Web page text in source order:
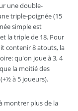
une double-
triple-poignée (15
simple est
la triple de 18. Pour
contenir 8 atouts, la
qu'on joue à 3, 4
la moitié des
à 5 joueurs).
montrer plus de la